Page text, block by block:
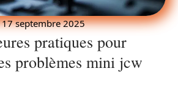
17 septembre 2025
pratiques pour
problèmes mini jcw